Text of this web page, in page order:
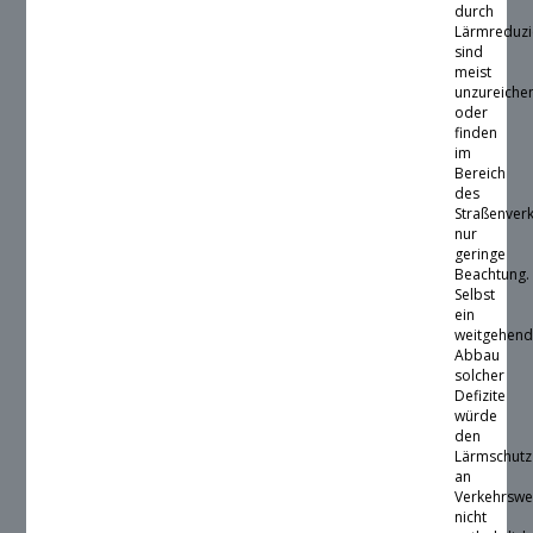
durch
sind
meist
oder
finden
im
Bereich
des
nur
geringe
Beachtung.
Selbst
ein
Abbau
solcher
Defizite
würde
den
Lärmschutz
an
nicht